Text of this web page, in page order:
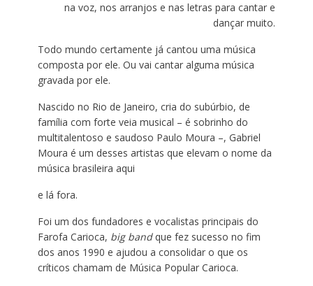
na voz, nos arranjos e nas letras para cantar e
dançar muito.
Todo mundo certamente já cantou uma música
composta por ele. Ou vai cantar alguma música
gravada por ele.
Nascido no Rio de Janeiro, cria do subúrbio, de
família com forte veia musical – é sobrinho do
multitalentoso e saudoso Paulo Moura –, Gabriel
Moura é um desses artistas que elevam o nome da
música brasileira aqui
e lá fora.
Foi um dos fundadores e vocalistas principais do
Farofa Carioca, big bandque fez sucesso no fim
dos anos 1990 e ajudou a consolidar o que os
críticos chamam de Música Popular Carioca.